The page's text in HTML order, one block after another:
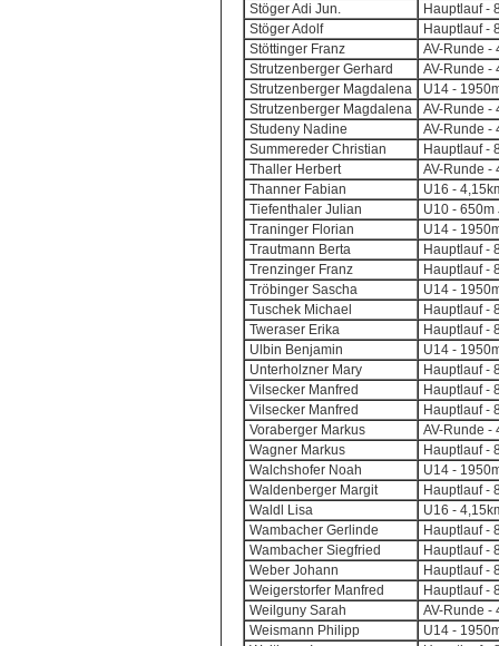
Stöger Adi Jun.
Hauptlauf -
Stöger Adolf
Hauptlauf -
Stöttinger Franz
AV-Runde -
Strutzenberger Gerhard
AV-Runde -
Strutzenberger Magdalena
U14 -
Strutzenberger Magdalena
AV-Runde -
Studeny Nadine
AV-Runde -
Summereder Christian
Hauptlauf -
Thaller Herbert
AV-Runde -
Thanner Fabian
U16 -
Tiefenthaler Julian
U10 - 650m
Traninger Florian
U14 -
Trautmann Berta
Hauptlauf -
Trenzinger Franz
Hauptlauf -
Tröbinger Sascha
U14 -
Tuschek Michael
Hauptlauf -
Tweraser Erika
Hauptlauf -
Ulbin Benjamin
U14 -
Unterholzner Mary
Hauptlauf -
Vilsecker Manfred
Hauptlauf -
Vilsecker Manfred
Hauptlauf -
Voraberger Markus
AV-Runde -
Wagner Markus
Hauptlauf -
Walchshofer Noah
U14 -
Waldenberger Margit
Hauptlauf -
Waldl Lisa
U16 -
Wambacher Gerlinde
Hauptlauf -
Wambacher Siegfried
Hauptlauf -
Weber Johann
Hauptlauf -
Weigerstorfer Manfred
Hauptlauf -
Weilguny Sarah
AV-Runde -
Weismann Philipp
U14 -